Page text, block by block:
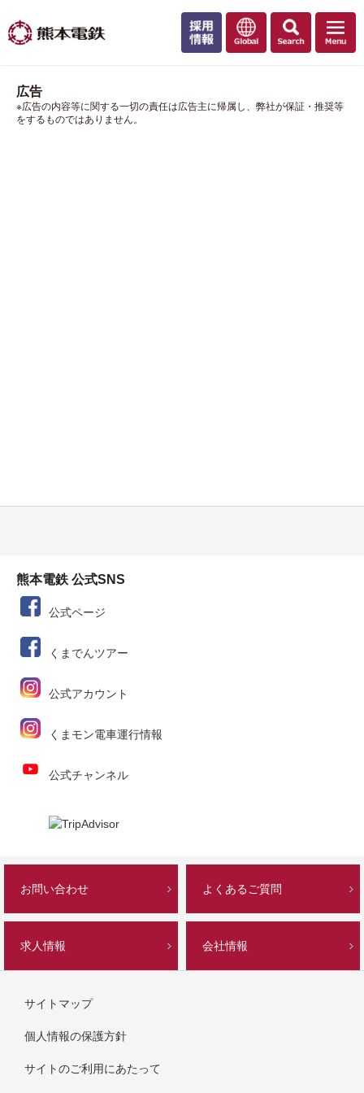
広告
※広告の内容等に関する一切の責任は広告主に帰属し、弊社が保証・推奨等
をするものではありません。
熊本電鉄 公式SNS
公式ページ
くまでんツアー
公式アカウント
くまモン電車運行情報
公式チャンネル
お問い合わせ よくあるご質問
求人情報 会社情報
サイトマップ
個人情報の保護方針
サイトのご利用にあたって